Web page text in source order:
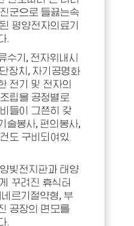
군으로 들끓는속
평양전자의료기
.
수기, 전자위내시
장치, 자기공명화
전기 및 전자의
립을 공정별로
들이 그쯘히 갖
술봉사, 편의봉사,
도 구비되여있
빛전지판과 태양
꾸려진 휴식터
르기절약형, 부
공장의 면모를
.